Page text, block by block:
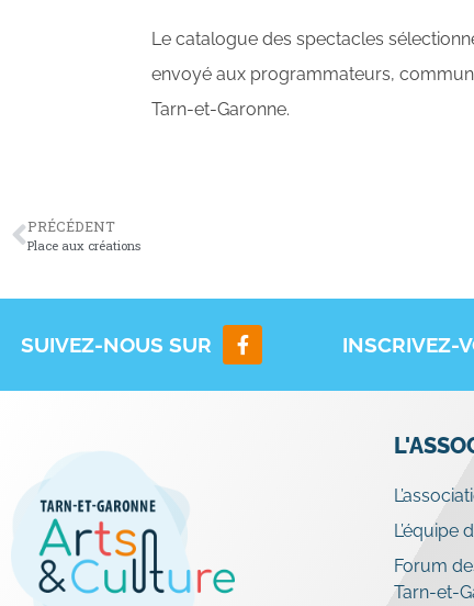
Le catalogue des spectacles
envoyé aux programmateurs,
Tarn-et-Garonne.
PRÉCÉDENT
Place aux créations
SUIVEZ-NOUS SUR INSCRIVEZ-
L’équipe
Forum
Tarn-et-